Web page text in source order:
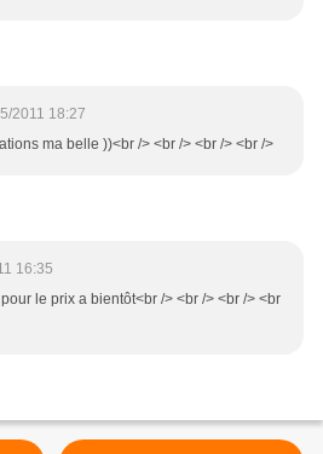
2011 18:27
ma belle ))<br /> <br /> <br /> <br />
16:35
le prix a bientôt<br /> <br /> <br /> <br